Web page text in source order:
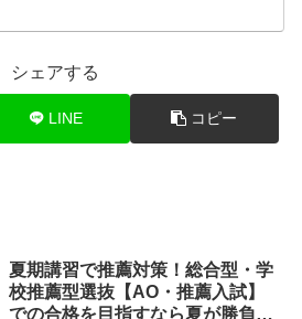
シェアする
LINE コピー
夏期講習で推薦対策！総合型・学
校推薦型選抜【AO・推薦入試】
での合格を目指すなら夏が勝負！